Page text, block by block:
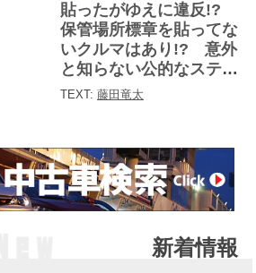
貼ったがゆえに違反!?
保管場所標章を貼ってな
いクルマはあり!? 意外
と知らない公的なステッ
カー３つの貼付義務とそ
TEXT: 藤田竜太
新着情報